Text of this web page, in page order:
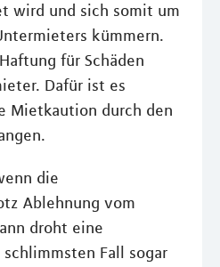
wird und sich somit um
kümmern.
für Schäden
Dafür ist es
Mietkaution durch den
die
Ablehnung vom
droht eine
Fall sogar